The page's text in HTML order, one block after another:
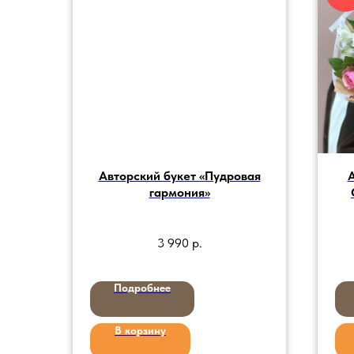
Авторский букет «Пудровая
гармония»
3 990 р.
Подробнее
В корзину